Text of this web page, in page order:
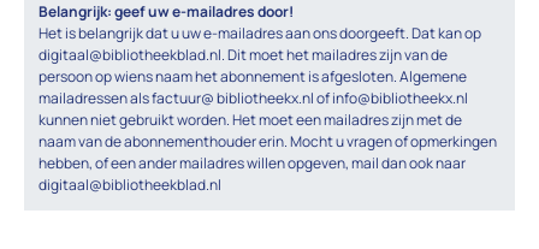
Belangrijk: geef uw e-mailadres door!
Het is belangrijk dat u uw e-mailadres aan ons doorgeeft. Dat kan op
digitaal@bibliotheekblad.nl. Dit moet het mailadres zijn van de
persoon op wiens naam het abonnement is afgesloten. Algemene
mailadressen als factuur@ bibliotheekx.nl of info@bibliotheekx.nl
kunnen niet gebruikt worden. Het moet een mailadres zijn met de
naam van de abonnementhouder erin. Mocht u vragen of opmerkingen
hebben, of een ander mailadres willen opgeven, mail dan ook naar
digitaal@bibliotheekblad.nl